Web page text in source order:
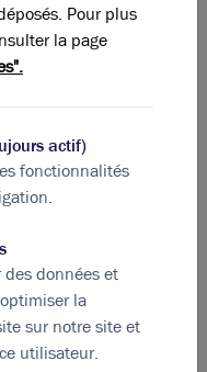
G
immobilier
intéresser !
Pour plus
la page
actif)
fonctionnalités
des données et
la
sur notre site et
utilisateur.